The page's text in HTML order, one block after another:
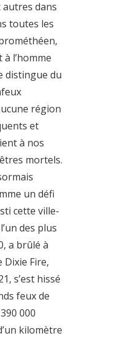
dans
toutes les
l’homme
distingue du
région
et
à nos
mortels.
un défi
cette ville-
des plus
a brûlé à
Dixie Fire,
s’est hissé
feux de
000
kilomètre